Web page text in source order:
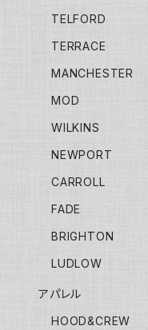
TELFORD
TERRACE
MANCHESTER
MOD
WILKINS
NEWPORT
CARROLL
FADE
BRIGHTON
LUDLOW
アパレル
HOOD&CREW